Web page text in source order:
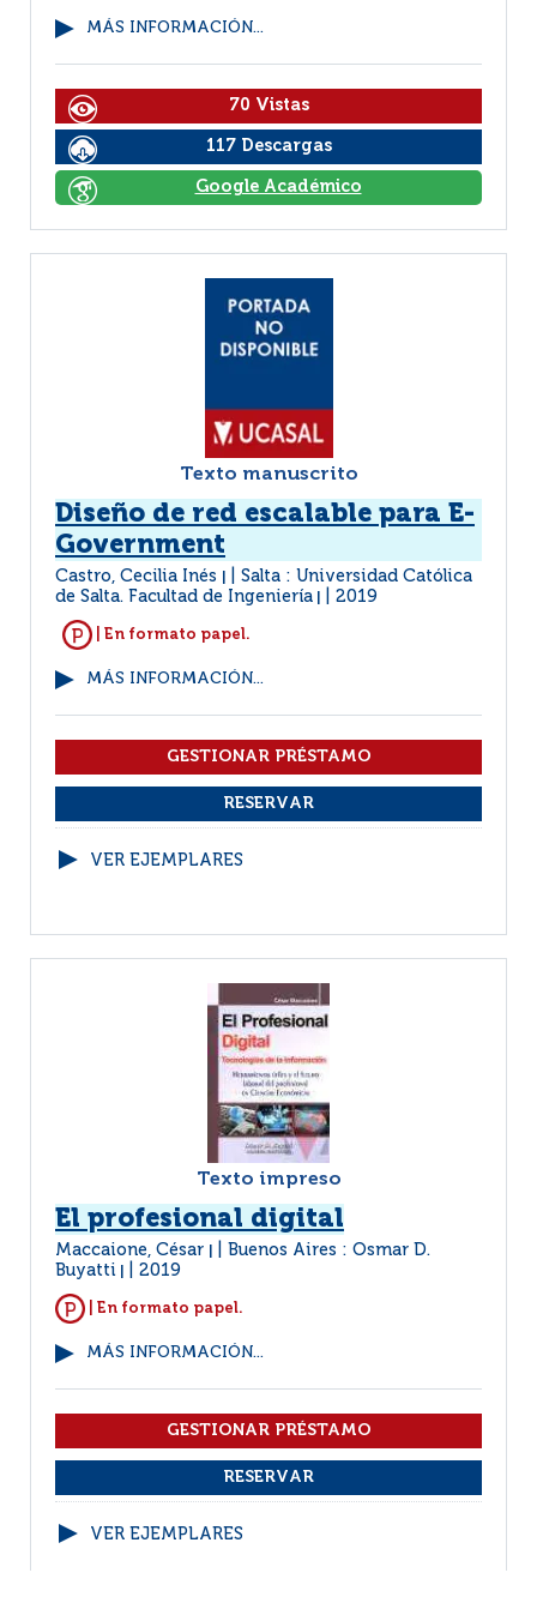
MÁS INFORMACIÓN...
70 Vistas
117 Descargas
Google Académico
Texto manuscrito
Diseño de red escalable para E-
Government
Castro, Cecilia Inés
Salta : Universidad Católica
de Salta. Facultad de Ingeniería
2019
| En formato papel.
MÁS INFORMACIÓN...
VER EJEMPLARES
Texto impreso
El profesional digital
Maccaione, César
Buenos Aires : Osmar D.
Buyatti
2019
| En formato papel.
MÁS INFORMACIÓN...
VER EJEMPLARES